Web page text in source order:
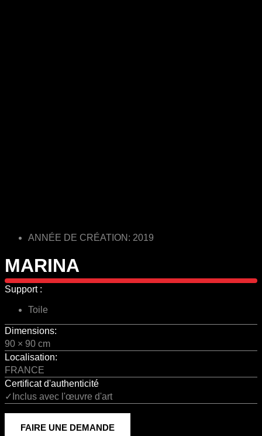
ANNÉE DE CRÉATION: 2019
MARINA
Support :
Toile
Dimensions:
90 × 90 cm
Localisation:
FRANCE
Certificat d'authenticité
✓Inclus avec l'œuvre d'art
FAIRE UNE DEMANDE